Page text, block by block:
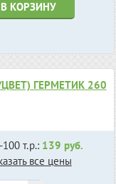
В КОРЗИНУ
ЦВЕТ) ГЕРМЕТИК 260
т.р.: 139 руб.
все цены